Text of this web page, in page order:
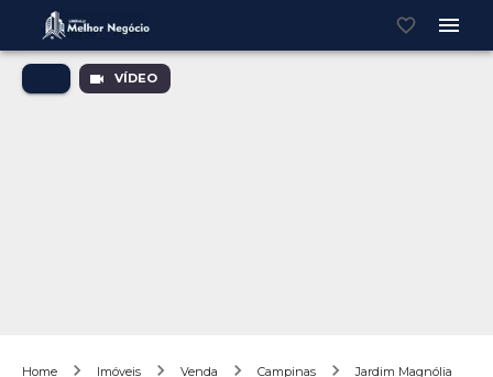
VÍDEO
Home Imóveis Venda Campinas
Jardim Magnólia